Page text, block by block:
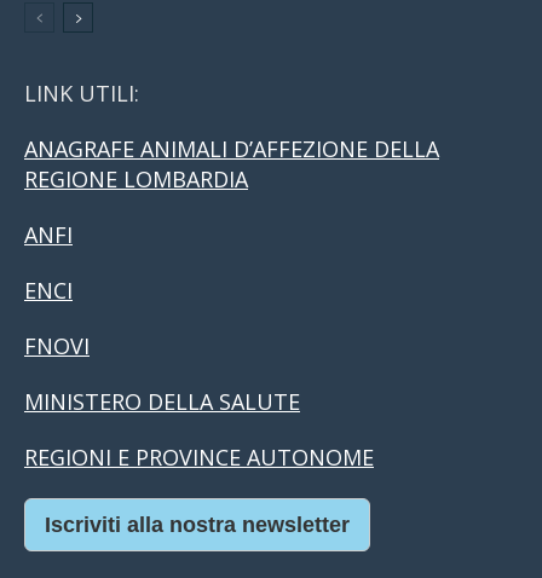
LINK UTILI:
ANAGRAFE ANIMALI D’AFFEZIONE DELLA
REGIONE LOMBARDIA
ANFI
ENCI
FNOVI
MINISTERO DELLA SALUTE
REGIONI E PROVINCE AUTONOME
Iscriviti alla nostra newsletter